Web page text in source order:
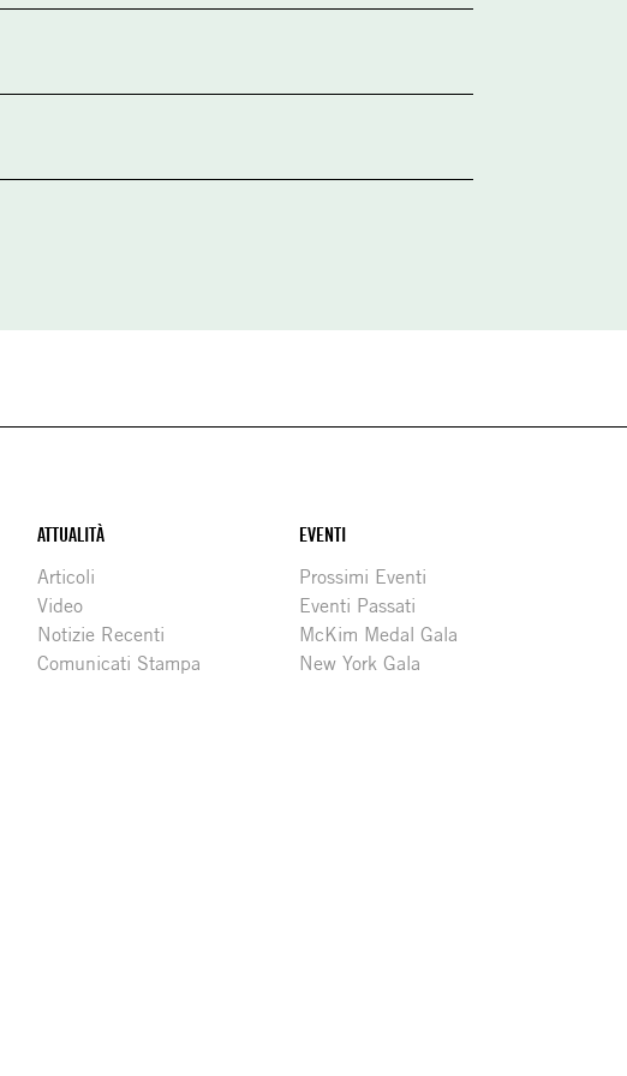
ATTUALITÀ
Articoli
Video
Notizie Recenti
Comunicati Stampa
EVENTI
Prossimi Eventi
Eventi Passati
McKim Medal Gala
New York Gala